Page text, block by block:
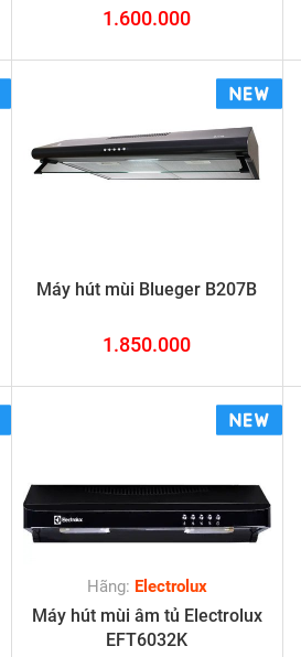
1.600.000
Máy hút mùi Blueger B207B
1.850.000
Hãng: Electrolux
Máy hút mùi âm tủ Electrolux
EFT6032K